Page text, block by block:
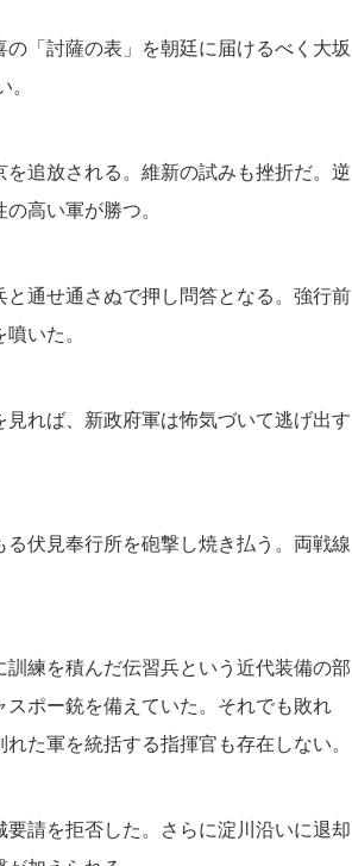
「 討薩の表」を朝廷に届けるべく大坂
。
追放される。維新の試みも挫折だ。 逆
高い軍が勝つ。
と通せ通さぬで押し問答となる。強行前
いた。
れば、 新政府軍は怖気づいて逃げ出す
伏見奉行所を砲撃し焼き払う。 両戦線
訓練を積んだ伝習兵という近代装備の部
ポー銃を備えていた。 それでも敗れ
た軍を統括する指揮官も存在しない。
請を拒否した。
さらに淀川沿いに退却